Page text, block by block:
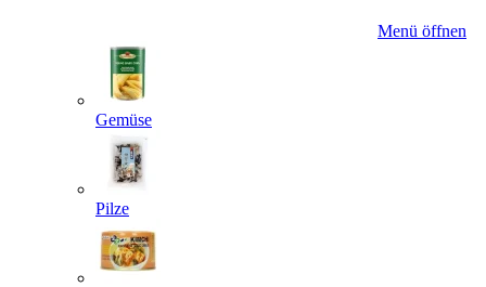
Menü öffnen
Gemüse
Pilze